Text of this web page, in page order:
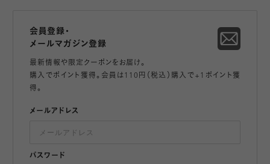
会員登録・
メールマガジン登録
最新情報や限定クーポンをお届け。
購入でポイント獲得。会員は110円（税込）購入で+1ポイント獲
得。
メールアドレス
パスワード